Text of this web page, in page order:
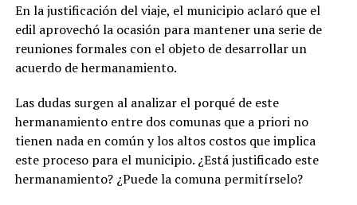
En la justificación del viaje, el municipio aclaró que el
edil aprovechó la ocasión para mantener una serie de
reuniones formales con el objeto de desarrollar un
acuerdo de hermanamiento.
Las dudas surgen al analizar el porqué de este
hermanamiento entre dos comunas que a priori no
tienen nada en común y los altos costos que implica
este proceso para el municipio. ¿Está justificado este
hermanamiento? ¿Puede la comuna permitírselo?